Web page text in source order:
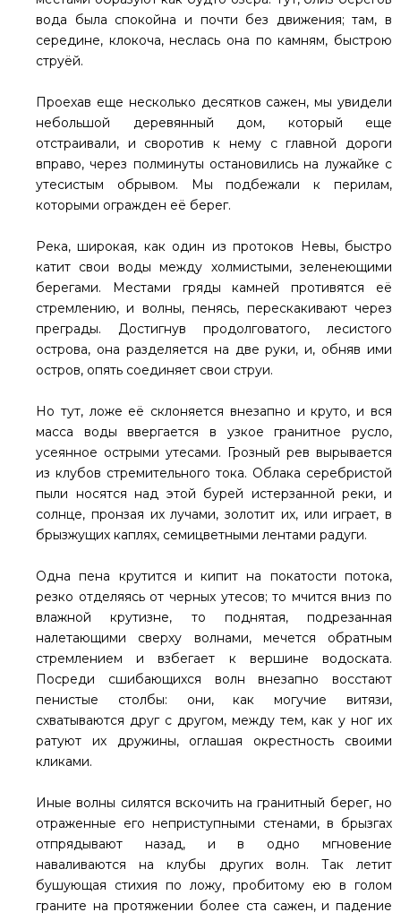
вода была спокойна и почти без движения; там, в
середине, клокоча, неслась она по камням, быстрою
струёй.
Проехав еще несколько десятков сажен, мы увидели
небольшой деревянный дом, который еще
отстраивали, и своротив к нему с главной дороги
вправо, через полминуты остановились на лужайке с
утесистым обрывом. Мы подбежали к перилам,
которыми огражден её берег.
Река, широкая, как один из протоков Невы, быстро
катит свои воды между холмистыми, зеленеющими
берегами. Местами гряды камней противятся её
стремлению, и волны, пенясь, перескакивают через
преграды. Достигнув продолговатого, лесистого
острова, она разделяется на две руки, и, обняв ими
остров, опять соединяет свои струи.
Но тут, ложе её склоняется внезапно и круто, и вся
масса воды ввергается в узкое гранитное русло,
усеянное острыми утесами. Грозный рев вырывается
из клубов стремительного тока. Облака серебристой
пыли носятся над этой бурей истерзанной реки, и
солнце, пронзая их лучами, золотит их, или играет, в
брызжущих каплях, семицветными лентами радуги.
Одна пена крутится и кипит на покатости потока,
резко отделяясь от черных утесов; то мчится вниз по
влажной крутизне, то поднятая, подрезанная
налетающими сверху волнами, мечется обратным
стремлением и взбегает к вершине водоската.
Посреди сшибающихся волн внезапно восстают
пенистые столбы: они, как могучие витязи,
схватываются друг с другом, между тем, как у ног их
ратуют их дружины, оглашая окрестность своими
кликами.
Иные волны силятся вскочить на гранитный берег, но
отраженные его неприступными стенами, в брызгах
отпрядывают назад, и в одно мгновение
наваливаются на клубы других волн. Так летит
бушующая стихия по ложу, пробитому ею в голом
граните на протяжении более ста сажен, и падение